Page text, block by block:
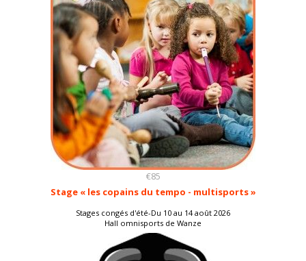
€85
Stage « les copains du tempo - multisports »
Stages congés d'été-Du 10 au 14 août 2026
Hall omnisports de Wanze